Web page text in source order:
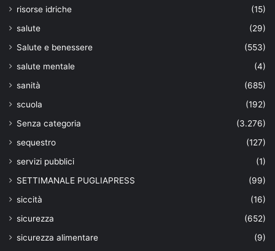
risorse idriche
(15)
salute
(29)
Salute e benessere
(553)
salute mentale
(4)
sanità
(685)
scuola
(192)
Senza categoria
(3.276)
sequestro
(127)
servizi pubblici
(1)
SETTIMANALE PUGLIAPRESS
(99)
siccità
(16)
sicurezza
(652)
sicurezza alimentare
(9)